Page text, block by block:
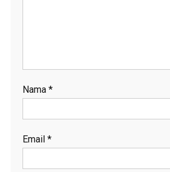
Nama *
Email *